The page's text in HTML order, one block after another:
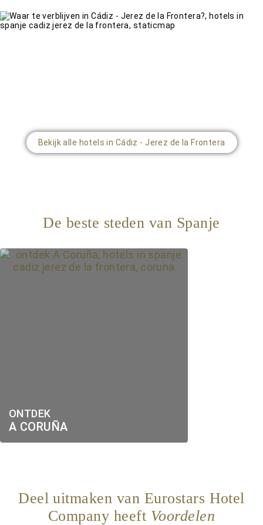
Bekijk alle hotels in Cádiz - Jerez de la Frontera
De beste steden van Spanje
ONTDEK
A CORUÑA
Deel uitmaken van Eurostars Hotel
Company heeft Voordelen